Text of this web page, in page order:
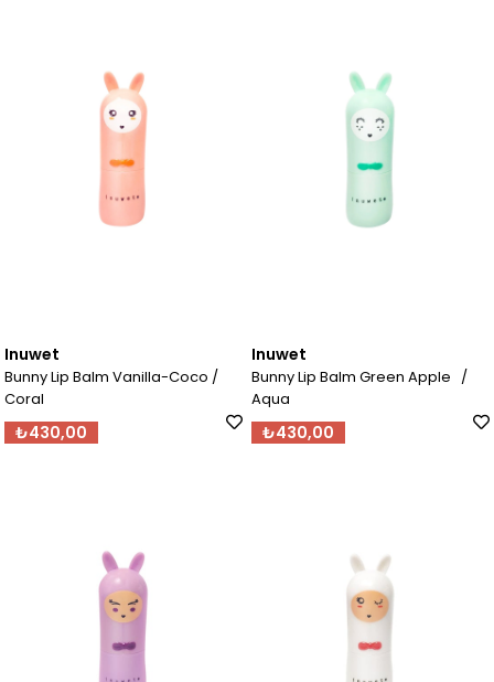
Inuwet
Bunny Lip Balm Vanilla-Coco /
Coral
₺430,00
Inuwet
Bunny Lip Balm Green Apple /
Aqua
₺430,00